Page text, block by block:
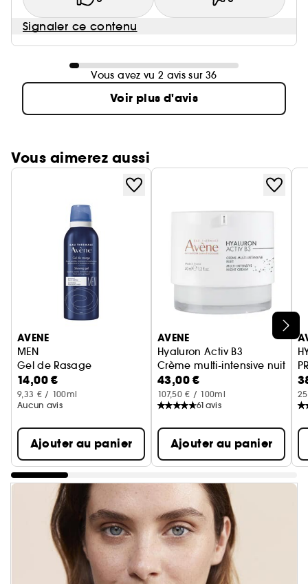
Signaler ce contenu
Vous avez vu 2 avis sur 36
Voir plus d'avis
Vous aimerez aussi
Ignorer le carrousel produits
AVENE
MEN
Gel de Rasage
14,00 €
9,33 € / 100ml
Aucun avis
Ajouter au panier
AVENE
Hyaluron Activ B3
Crème multi-intensive nuit
43,00 €
107,50 € / 100ml
61 avis
Ajouter au panier